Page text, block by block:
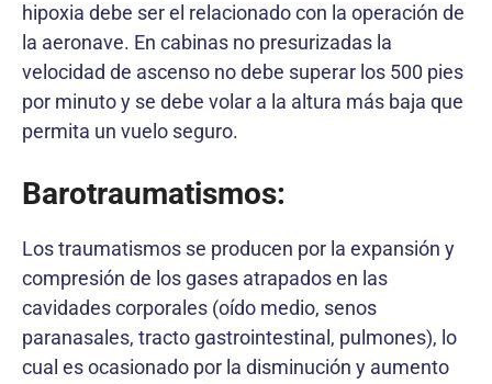
hipoxia debe ser el relacionado con la operación de
la aeronave. En cabinas no presurizadas la
velocidad de ascenso no debe superar los 500 pies
por minuto y se debe volar a la altura más baja que
permita un vuelo seguro.
Barotraumatismos:
Los traumatismos se producen por la expansión y
compresión de los gases atrapados en las
cavidades corporales (oído medio, senos
paranasales, tracto gastrointestinal, pulmones), lo
cual es ocasionado por la disminución y aumento